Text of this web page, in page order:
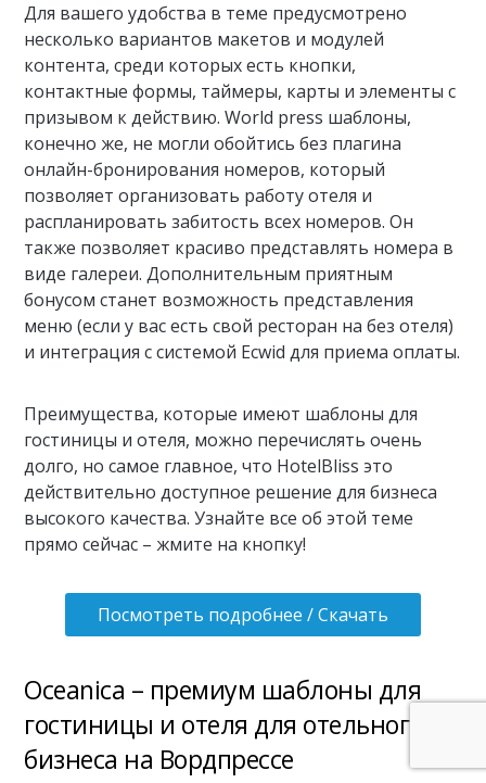
Для вашего удобства в теме предусмотрено
несколько вариантов макетов и модулей
контента, среди которых есть кнопки,
контактные формы, таймеры, карты и элементы с
призывом к действию. World press шаблоны,
конечно же, не могли обойтись без плагина
онлайн-бронирования номеров, который
позволяет организовать работу отеля и
распланировать забитость всех номеров. Он
также позволяет красиво представлять номера в
виде галереи. Дополнительным приятным
бонусом станет возможность представления
меню (если у вас есть свой ресторан на без отеля)
и интеграция с системой Ecwid для приема оплаты.
Преимущества, которые имеют шаблоны для
гостиницы и отеля, можно перечислять очень
долго, но самое главное, что HotelBliss это
действительно доступное решение для бизнеса
высокого качества. Узнайте все об этой теме
прямо сейчас – жмите на кнопку!
Посмотреть подробнее / Скачать
Oceanica – премиум шаблоны для
гостиницы и отеля для отельного
бизнеса на Вордпрессе